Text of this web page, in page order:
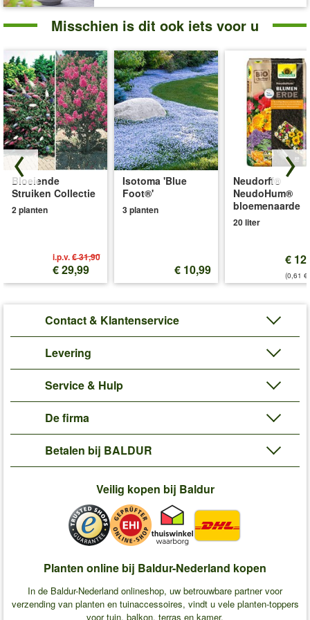
Misschien is dit ook iets voor u
Bloeiende
Struiken Collectie
2 planten
i.p.v.€ 31,90
€ 29,99
Isotoma 'Blue
Foot®'
3 planten
€ 10,99
Neudorff®
NeudoHum®
bloemenaarde
20 liter
€
(0,61
Contact & Klantenservice
Levering
Service & Hulp
De firma
Betalen bij BALDUR
Veilig kopen bij Baldur
Planten online bij Baldur-Nederland kopen
In de Baldur-Nederland onlineshop, uw betrouwbare partner voor
verzending van planten en tuinaccessoires, vindt u vele planten-toppers
voor tuin, balkon, terras en kamer.